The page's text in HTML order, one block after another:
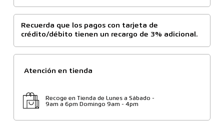
Recuerda que los pagos con tarjeta de
crédito/débito tienen un recargo de 3% adicional.
Atención en tienda
Recoge en Tienda de Lunes a Sábado -
9am a 6pm Domingo 9am - 4pm